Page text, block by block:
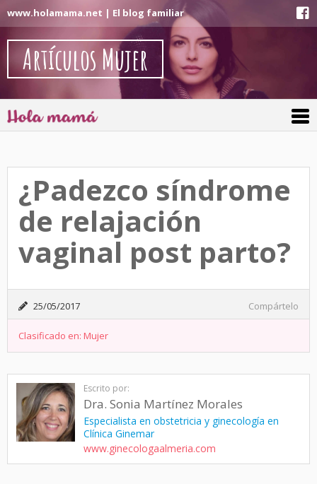
www.holamama.net | El blog familiar
Artículos Mujer
¿Padezco síndrome
de relajación
vaginal post parto?
25/05/2017 Compártelo
Clasificado en: Mujer
Escrito por:
Dra. Sonia Martínez Morales
Especialista en obstetricia y ginecología en
Clínica Ginemar
www.ginecologaalmeria.com